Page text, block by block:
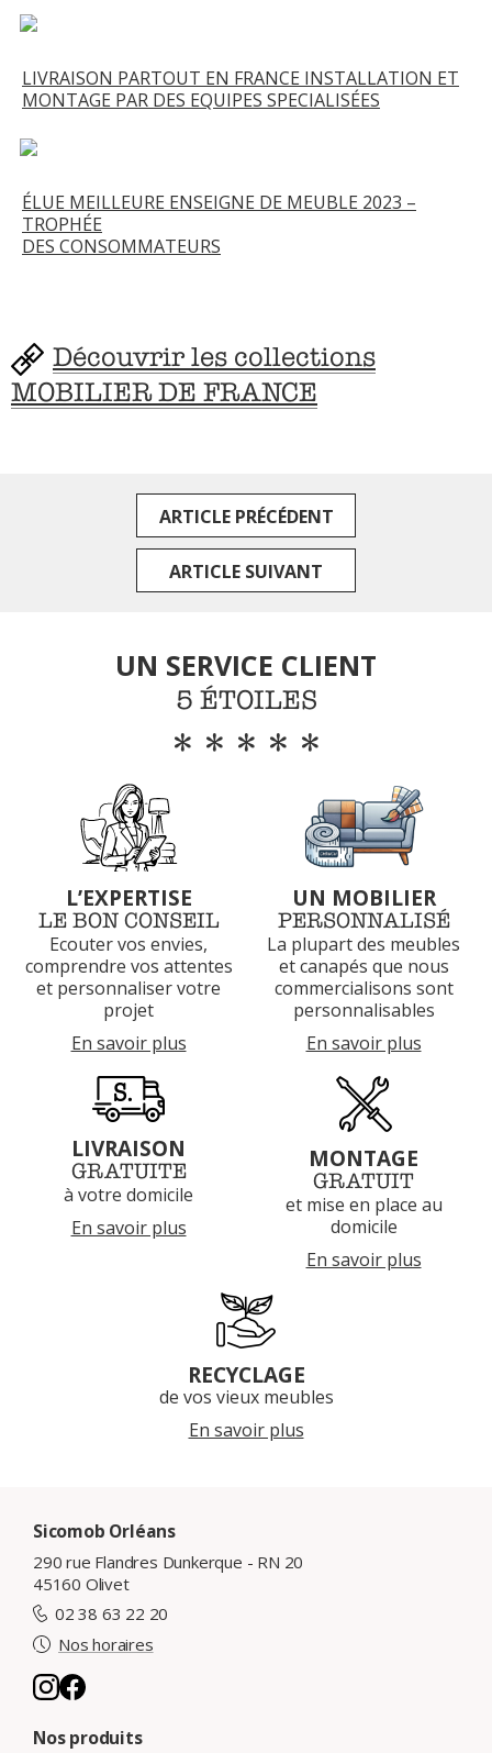
LIVRAISON PARTOUT EN FRANCE INSTALLATION ET
MONTAGE PAR DES EQUIPES SPECIALISÉES
ÉLUE MEILLEURE ENSEIGNE DE MEUBLE 2023 –
TROPHÉE
DES CONSOMMATEURS
Découvrir les collections
MOBILIER DE FRANCE
ARTICLE PRÉCÉDENT
ARTICLE SUIVANT
UN SERVICE CLIENT
5 ÉTOILES
*****
L’EXPERTISE
LE BON CONSEIL
Ecouter vos envies,
comprendre vos attentes
et personnaliser votre
projet
En savoir plus
UN MOBILIER
PERSONNALISÉ
La plupart des meubles
et canapés que nous
commercialisons sont
personnalisables
En savoir plus
LIVRAISON
GRATUITE
à votre domicile
En savoir plus
MONTAGE
GRATUIT
et mise en place au
domicile
En savoir plus
RECYCLAGE
de vos vieux meubles
En savoir plus
Sicomob Orléans
290 rue Flandres Dunkerque - RN 20
45160 Olivet
02 38 63 22 20
Nos horaires
Nos produits